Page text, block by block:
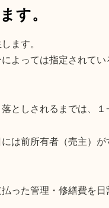
す。
ます。
よっては指定されてい
としされるまでは、１
は前所有者（売主）
った管理・修繕費を